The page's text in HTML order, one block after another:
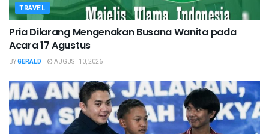
TRAVEL
Pria Dilarang Mengenakan Busana Wanita pada
Acara 17 Agustus
BYGERALD AUGUST 10, 2026